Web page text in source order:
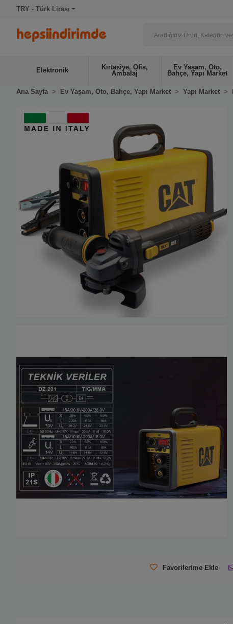
TRY - Türk Lirası
Elektronik
Kırtasiye, Ofis,
Ambalaj
Ev Yaşam, Oto,
Bahçe, Yapı Market
Ana Sayfa Ev Yaşam, Oto, Bahçe, Yapı Market Yapı Market
Favorilerime Ekle